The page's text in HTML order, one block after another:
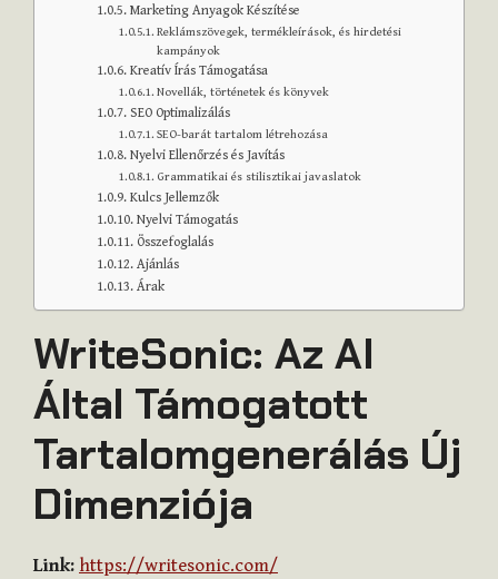
Marketing Anyagok Készítése
Reklámszövegek, termékleírások, és hirdetési
kampányok
Kreatív Írás Támogatása
Novellák, történetek és könyvek
SEO Optimalizálás
SEO-barát tartalom létrehozása
Nyelvi Ellenőrzés és Javítás
Grammatikai és stilisztikai javaslatok
Kulcs Jellemzők
Nyelvi Támogatás
Összefoglalás
Ajánlás
Árak
WriteSonic: Az AI
Által Támogatott
Tartalomgenerálás Új
Dimenziója
Link: https://writesonic.com/